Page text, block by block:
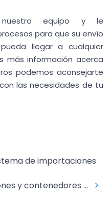
equipo y le
para que su envío
llegar a cualquier
más información acerca
podemos aconsejarte
las necesidades de tu
de importaciones
GCS tiñe de rosa sus camiones y contenedores en apoyo al mes de la concienciación sobre el cáncer de mama.